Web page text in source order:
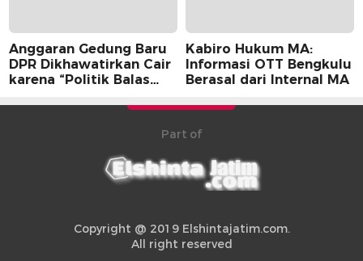
Anggaran Gedung Baru
DPR Dikhawatirkan Cair
karena “Politik Balas
Kabiro Hukum MA:
Informasi OTT Bengkulu
Berasal dari Internal MA
Part of
Copyright @ 2019 Elshintajatim.com.
All right reserved